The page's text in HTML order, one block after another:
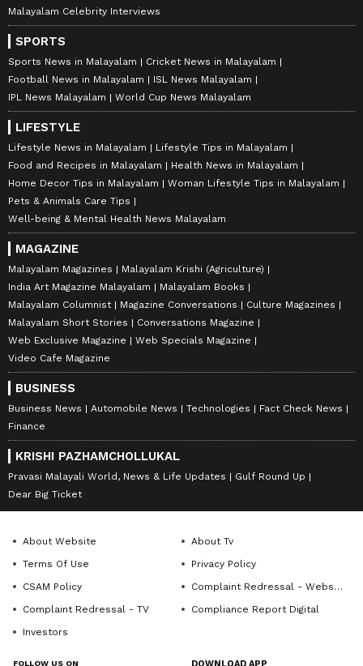
Malayalam Celebrity Interviews
SPORTS
Sports News in Malayalam
Cricket News in Malayalam
Football News in Malayalam
ISL News Malayalam
IPL News Malayalam
World Cup News Malayalam
LIFESTYLE
Lifestyle News in Malayalam
Lifestyle Tips in Malayalam
Food and Recipes in Malayalam
Health News in Malayalam
Home Decor Tips in Malayalam
Woman Lifestyle Tips in Malayalam
Pets & Animals Care Tips
Well-being & Mental Health News Malayalam
MAGAZINE
Malayalam Magazines
Malayalam Krishi (Agriculture)
India Art Magazine Malayalam
Malayalam Books
Malayalam Columnist
Magazine Conversations
Culture Magazines
Malayalam Short Stories
Conversations Magazine
Web Exclusive Magazine
Web Specials Magazine
Video Cafe Magazine
BUSINESS
Business News Automobile News Technologies
Fact Check News
Finance
KRISHI PAZHAMCHOLLUKAL
Pravasi Malayali World, News & Life Updates
Gulf Round Up
Dear Big Ticket
About Website
About Tv
Terms Of Use
Privacy Policy
CSAM Policy
Complaint Redressal - Website
Complaint Redressal - TV
Compliance Report Digital
Investors
FOLLOW US ON DOWNLOAD APP